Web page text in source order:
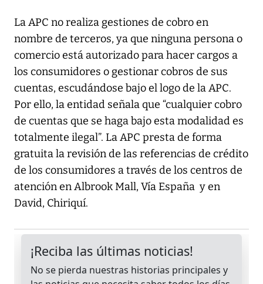
La APC no realiza gestiones de cobro en
nombre de terceros, ya que ninguna persona o
comercio está autorizado para hacer cargos a
los consumidores o gestionar cobros de sus
cuentas, escudándose bajo el logo de la APC.
Por ello, la entidad señala que “cualquier cobro
de cuentas que se haga bajo esta modalidad es
totalmente ilegal”. La APC presta de forma
gratuita la revisión de las referencias de crédito
de los consumidores a través de los centros de
atención en Albrook Mall, Vía España y en
David, Chiriquí.